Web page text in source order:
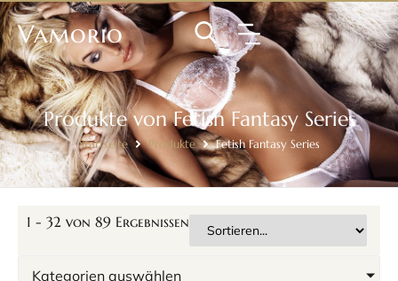
Vamorio
Produkte von Fetish Fantasy Series
Startseite Produkte Fetish Fantasy Series
1 - 32 von 89 Ergebnissen
Kategorien auswählen